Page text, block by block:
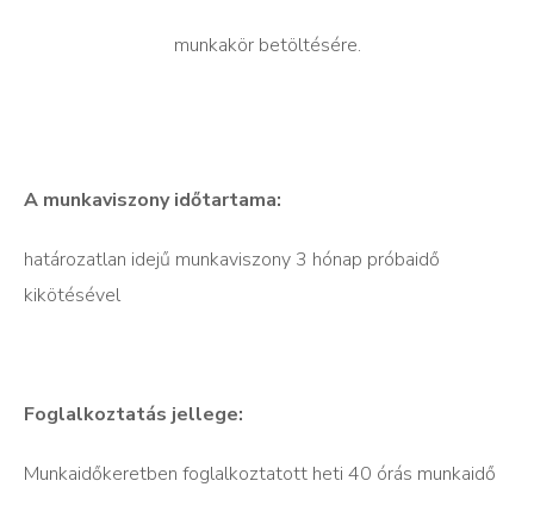
munkakör betöltésére.
A munkaviszony időtartama:
határozatlan idejű munkaviszony 3 hónap próbaidő
kikötésével
Foglalkoztatás jellege:
Munkaidőkeretben foglalkoztatott heti 40 órás munkaidő